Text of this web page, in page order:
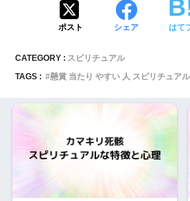
ポスト シェア はて
CATEGORY : スピリチュアル
TAGS :
懸賞 当たり やすい 人 スピリチュアル